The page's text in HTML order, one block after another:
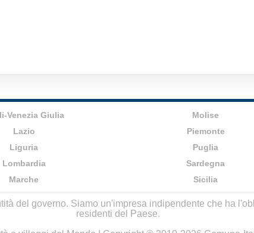
Venezia Giulia
Lazio
Liguria
Lombardia
Marche
Molise
Piemonte
Puglia
Sardegna
Sicilia
del governo. Siamo un'impresa indipendente che ha
residenti del Paese.